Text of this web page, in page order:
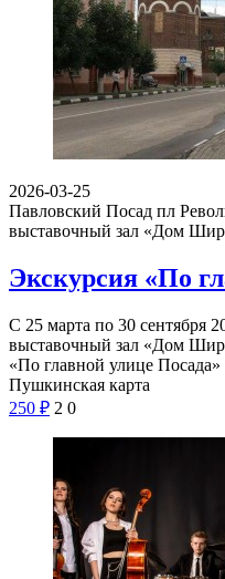
2026-03-25
Павловский Посад пл
выставочный зал «Дом
Экскурсия «По
С 25 марта по 30 сентября
выставочный зал «Дом
«По главной улице
Пушкинская карта
250 ₽ 2 0